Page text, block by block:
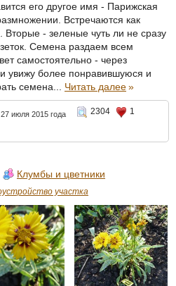
его другое имя - Парижская
Встречаются как
Вторые - зеленые чуть ли не сразу
Семена раздаем всем
самостоятельно - через
увижу более понравившуюся и
семена... Читать далее»
27 июля 2015 года 2304
1
Клумбы и цветники
участка